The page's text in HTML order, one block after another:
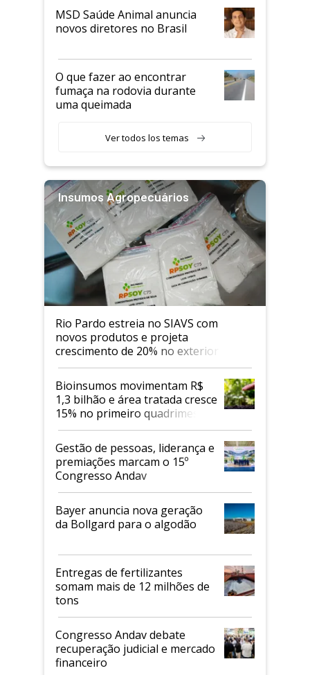
MSD Saúde Animal anuncia
novos diretores no Brasil
O que fazer ao encontrar
fumaça na rodovia durante
uma queimada
Ver todos los temas
Insumos Agropecuários
Rio Pardo estreia no SIAVS com
novos produtos e projeta
crescimento de 20% no exterior
Bioinsumos movimentam R$
1,3 bilhão e área tratada cresce
15% no primeiro quadrimestre
de 2026
Gestão de pessoas, liderança e
premiações marcam o 15º
Congresso Andav
Bayer anuncia nova geração
da Bollgard para o algodão
Entregas de fertilizantes
somam mais de 12 milhões de
tons
Congresso Andav debate
recuperação judicial e mercado
financeiro